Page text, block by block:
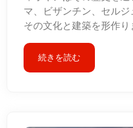
マ、ビザンチン、セルジ
その文化と建築を形作り
続きを読む